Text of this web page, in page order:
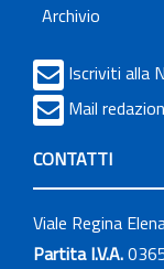
Archivio
Iscriviti alla
Mail
CONTATTI
Viale Regina
Partita I.V.A.